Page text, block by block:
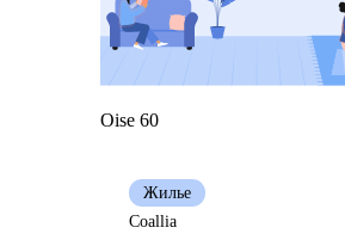
Oise 60
Жилье
Coallia